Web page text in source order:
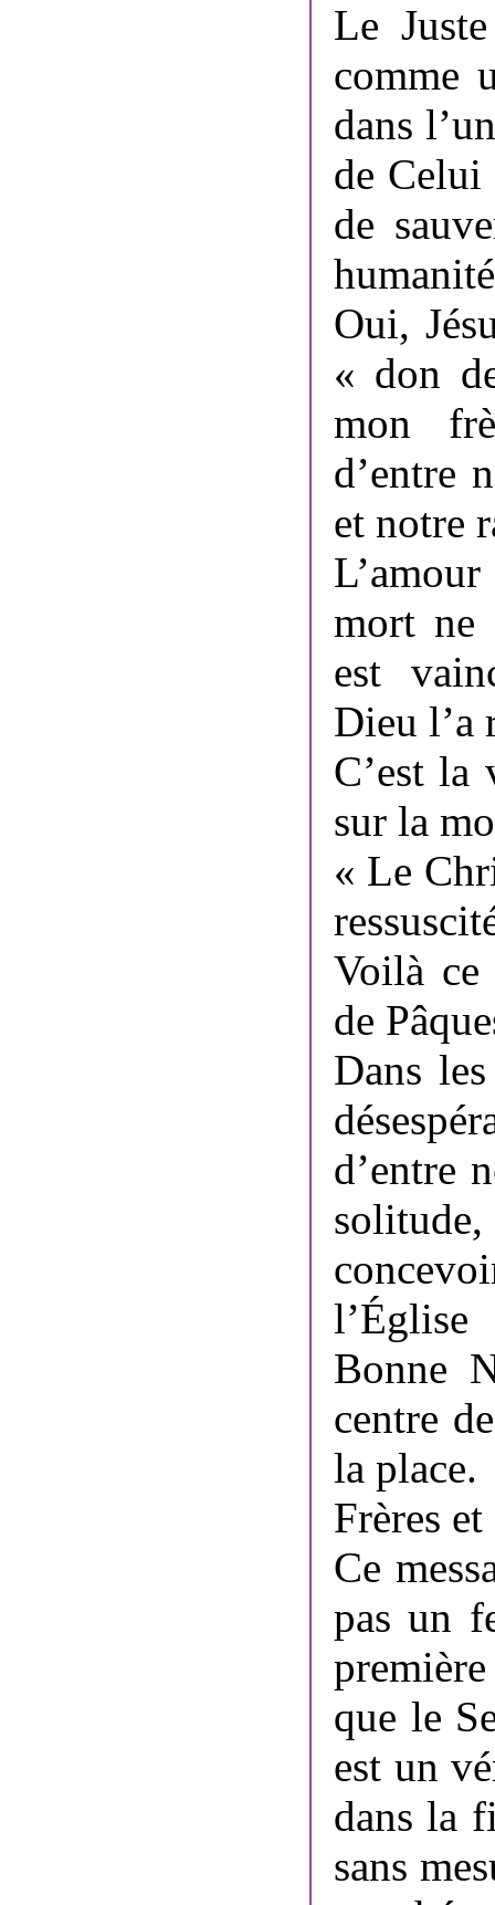
Le
comme
dans
de Celui
de
Oui,
« don
mon
d’entre
et notre
mort ne
est
Dieu l’a
C’est la
sur la
« Le
Voilà ce
de
Dans
d’entre
Bonne
centre
la place.
Frères
Ce
pas un
que le
est un
dans la
sans